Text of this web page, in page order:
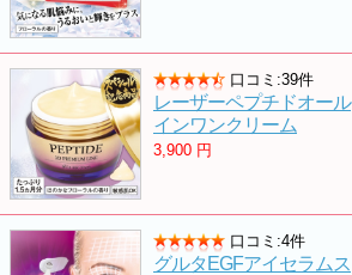
口コミ:39件
レーザーペプチドオール
インワンクリーム
3,900 円
口コミ:4件
グルタEGFアイセラムス